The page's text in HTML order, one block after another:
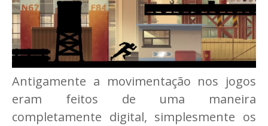
Antigamente a movimentação nos jogos
eram feitos de uma maneira
completamente digital, simplesmente os